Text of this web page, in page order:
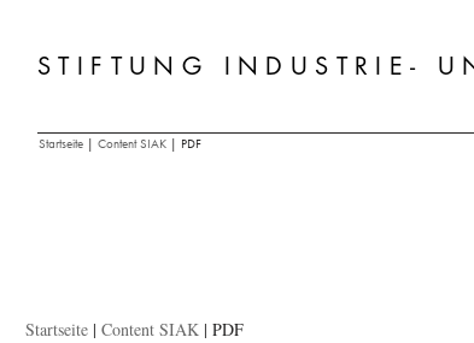
STIFTUNG INDUSTRIE-
Startseite| Content SIAK| PDF
Startseite |Content SIAK |PDF